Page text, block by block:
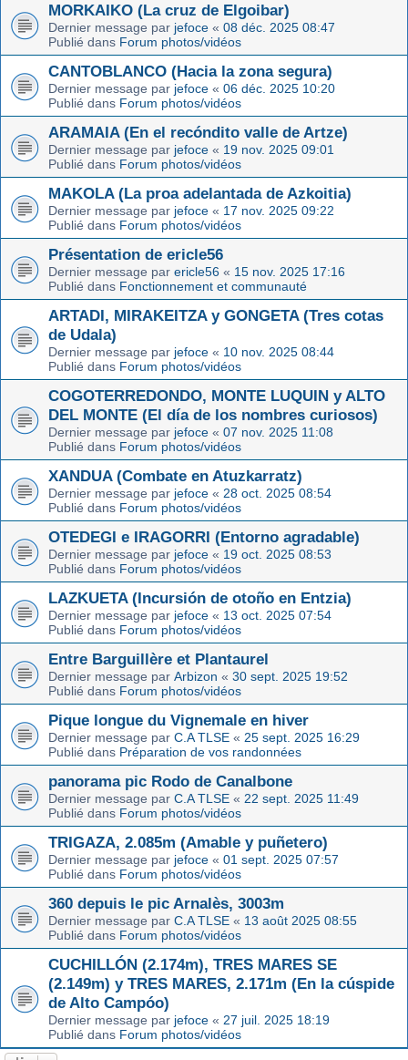
MORKAIKO (La cruz de Elgoibar)
Dernier message par jefoce « 08 déc. 2025 08:47
Publié dans Forum photos/vidéos
CANTOBLANCO (Hacia la zona segura)
Dernier message par jefoce « 06 déc. 2025 10:20
Publié dans Forum photos/vidéos
ARAMAIA (En el recóndito valle de Artze)
Dernier message par jefoce « 19 nov. 2025 09:01
Publié dans Forum photos/vidéos
MAKOLA (La proa adelantada de Azkoitia)
Dernier message par jefoce « 17 nov. 2025 09:22
Publié dans Forum photos/vidéos
Présentation de ericle56
Dernier message par ericle56 « 15 nov. 2025 17:16
Publié dans Fonctionnement et communauté
ARTADI, MIRAKEITZA y GONGETA (Tres cotas
de Udala)
Dernier message par jefoce « 10 nov. 2025 08:44
Publié dans Forum photos/vidéos
COGOTERREDONDO, MONTE LUQUIN y ALTO
DEL MONTE (El día de los nombres curiosos)
Dernier message par jefoce « 07 nov. 2025 11:08
Publié dans Forum photos/vidéos
XANDUA (Combate en Atuzkarratz)
Dernier message par jefoce « 28 oct. 2025 08:54
Publié dans Forum photos/vidéos
OTEDEGI e IRAGORRI (Entorno agradable)
Dernier message par jefoce « 19 oct. 2025 08:53
Publié dans Forum photos/vidéos
LAZKUETA (Incursión de otoño en Entzia)
Dernier message par jefoce « 13 oct. 2025 07:54
Publié dans Forum photos/vidéos
Entre Barguillère et Plantaurel
Dernier message par Arbizon « 30 sept. 2025 19:52
Publié dans Forum photos/vidéos
Pique longue du Vignemale en hiver
Dernier message par C.A TLSE « 25 sept. 2025 16:29
Publié dans Préparation de vos randonnées
panorama pic Rodo de Canalbone
Dernier message par C.A TLSE « 22 sept. 2025 11:49
Publié dans Forum photos/vidéos
TRIGAZA, 2.085m (Amable y puñetero)
Dernier message par jefoce « 01 sept. 2025 07:57
Publié dans Forum photos/vidéos
360 depuis le pic Arnalès, 3003m
Dernier message par C.A TLSE « 13 août 2025 08:55
Publié dans Forum photos/vidéos
CUCHILLÓN (2.174m), TRES MARES SE
(2.149m) y TRES MARES, 2.171m (En la cúspide
de Alto Campóo)
Dernier message par jefoce « 27 juil. 2025 18:19
Publié dans Forum photos/vidéos